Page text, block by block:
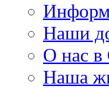
Наши
О нас
Наша